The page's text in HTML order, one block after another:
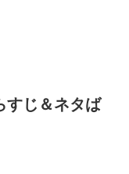
すじ＆ネタば